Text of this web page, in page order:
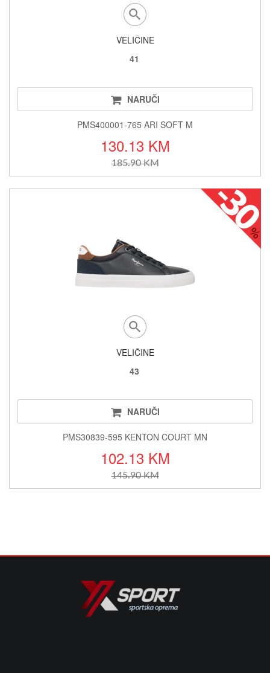
VELIČINE
41
NARUČI
PMS400001-765 ARI SOFT M
130.13 KM
185.90 KM
VELIČINE
43
NARUČI
PMS30839-595 KENTON COURT MN
102.13 KM
145.90 KM